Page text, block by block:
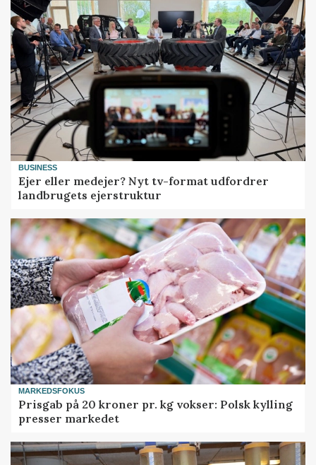
BUSINESS
Ejer eller medejer? Nyt tv-format udfordrer
landbrugets ejerstruktur
MARKEDSFOKUS
Prisgab på 20 kroner pr. kg vokser: Polsk kylling
presser markedet